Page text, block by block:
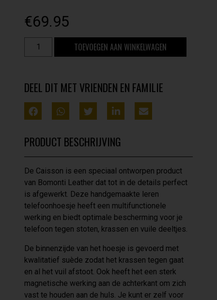
€69.95
TOEVOEGEN AAN WINKELWAGEN
DEEL DIT MET VRIENDEN EN FAMILIE
PRODUCT BESCHRIJVING
De Caisson is een speciaal ontworpen product
van Bomonti Leather dat tot in de details perfect
is afgewerkt. Deze handgemaakte leren
telefoonhoesje heeft een multifunctionele
werking en biedt optimale bescherming voor je
telefoon tegen stoten, krassen en vuile deeltjes.
De binnenzijde van het hoesje is gevoerd met
kwalitatief suède zodat het krassen tegen gaat
en al het vuil afstoot. Ook heeft het een sterk
magnetische werking aan de achterkant om zich
vast te houden aan de huls. Je kunt er zelf voor